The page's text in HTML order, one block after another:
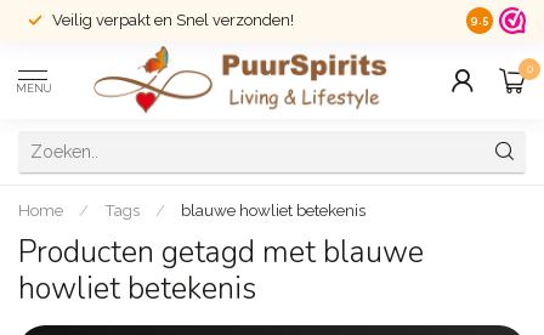
Veilig verpakt en Snel verzonden! 14 dagen
9.5
MENU
0
Home / Tags / blauwe howliet betekenis
Producten getagd met blauwe
howliet betekenis